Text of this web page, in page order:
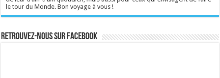
le tour du Monde. Bon voyage à vous !
Retrouvez-nous sur Facebook